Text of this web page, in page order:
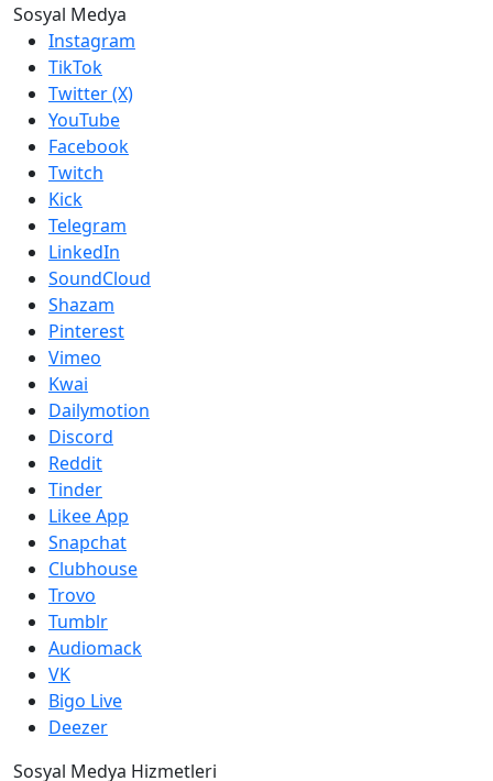
Sosyal Medya
Instagram
TikTok
Twitter (X)
YouTube
Facebook
Twitch
Kick
Telegram
LinkedIn
SoundCloud
Shazam
Pinterest
Vimeo
Kwai
Dailymotion
Discord
Reddit
Tinder
Likee App
Snapchat
Clubhouse
Trovo
Tumblr
Audiomack
VK
Bigo Live
Deezer
Sosyal Medya Hizmetleri